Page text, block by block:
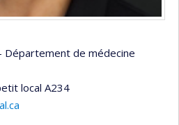
Département de médecine
local A234